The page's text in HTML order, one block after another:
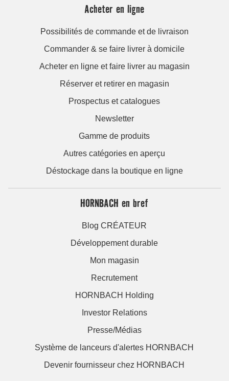
Acheter en ligne
Possibilités de commande et de livraison
Commander & se faire livrer à domicile
Acheter en ligne et faire livrer au magasin
Réserver et retirer en magasin
Prospectus et catalogues
Newsletter
Gamme de produits
Autres catégories en aperçu
Déstockage dans la boutique en ligne
HORNBACH en bref
Blog CRÉATEUR
Développement durable
Mon magasin
Recrutement
HORNBACH Holding
Investor Relations
Presse/Médias
Système de lanceurs d'alertes HORNBACH
Devenir fournisseur chez HORNBACH